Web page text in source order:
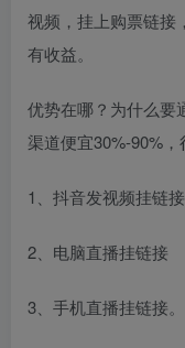
视频，挂上购票链接
有收益。
优势在哪？为什么要
渠道便宜30%-90%
1、抖音发视频挂链接
2、电脑直播挂链接
3、手机直播挂链接。